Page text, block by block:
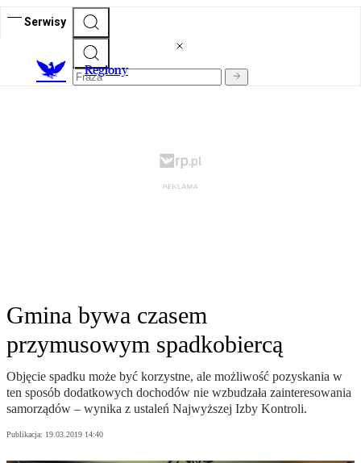
Serwisy
Regiony
Gmina bywa czasem
przymusowym spadkobiercą
Objęcie spadku może być korzystne, ale możliwość pozyskania w
ten sposób dodatkowych dochodów nie wzbudzała zainteresowania
samorządów – wynika z ustaleń Najwyższej Izby Kontroli.
Publikacja: 19.03.2019 14:40